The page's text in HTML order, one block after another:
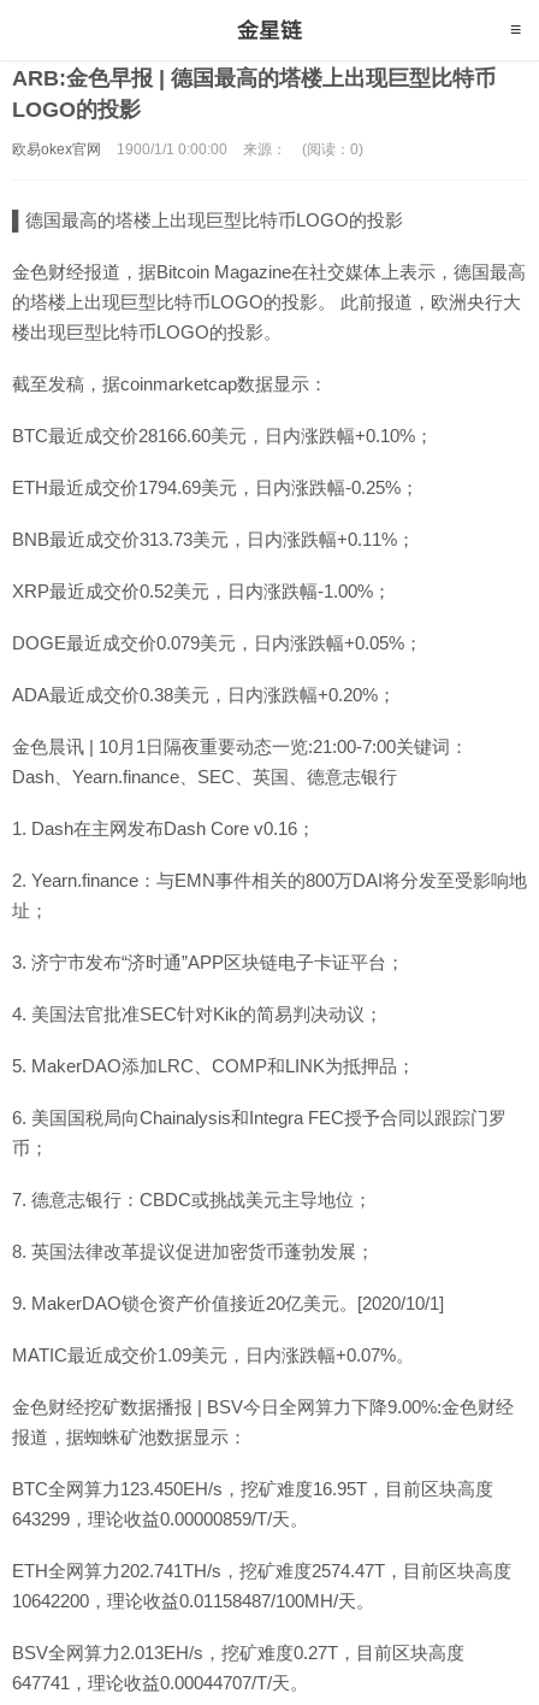
ARB:金色早报 | 德国最高的塔楼上出现巨型比特币
LOGO的投影
欧易okex官网 1900/1/1 0:00:00 来源： (阅读：0)
▌德国最高的塔楼上出现巨型比特币LOGO的投影
金色财经报道，据Bitcoin Magazine在社交媒体上表示，德国最高
的塔楼上出现巨型比特币LOGO的投影。 此前报道，欧洲央行大
楼出现巨型比特币LOGO的投影。
截至发稿，据coinmarketcap数据显示：
BTC最近成交价28166.60美元，日内涨跌幅+0.10%；
ETH最近成交价1794.69美元，日内涨跌幅-0.25%；
BNB最近成交价313.73美元，日内涨跌幅+0.11%；
XRP最近成交价0.52美元，日内涨跌幅-1.00%；
DOGE最近成交价0.079美元，日内涨跌幅+0.05%；
ADA最近成交价0.38美元，日内涨跌幅+0.20%；
金色晨讯 | 10月1日隔夜重要动态一览:21:00-7:00关键词：
Dash、Yearn.finance、SEC、英国、德意志银行
1. Dash在主网发布Dash Core v0.16；
2. Yearn.finance：与EMN事件相关的800万DAI将分发至受影响地
址；
3. 济宁市发布“济时通”APP区块链电子卡证平台；
4. 美国法官批准SEC针对Kik的简易判决动议；
5. MakerDAO添加LRC、COMP和LINK为抵押品；
6. 美国国税局向Chainalysis和Integra FEC授予合同以跟踪门罗
币；
7. 德意志银行：CBDC或挑战美元主导地位；
8. 英国法律改革提议促进加密货币蓬勃发展；
9. MakerDAO锁仓资产价值接近20亿美元。[2020/10/1]
MATIC最近成交价1.09美元，日内涨跌幅+0.07%。
金色财经挖矿数据播报 | BSV今日全网算力下降9.00%:金色财经
报道，据蜘蛛矿池数据显示：
BTC全网算力123.450EH/s，挖矿难度16.95T，目前区块高度
643299，理论收益0.00000859/T/天。
ETH全网算力202.741TH/s，挖矿难度2574.47T，目前区块高度
10642200，理论收益0.01158487/100MH/天。
BSV全网算力2.013EH/s，挖矿难度0.27T，目前区块高度
647741，理论收益0.00044707/T/天。